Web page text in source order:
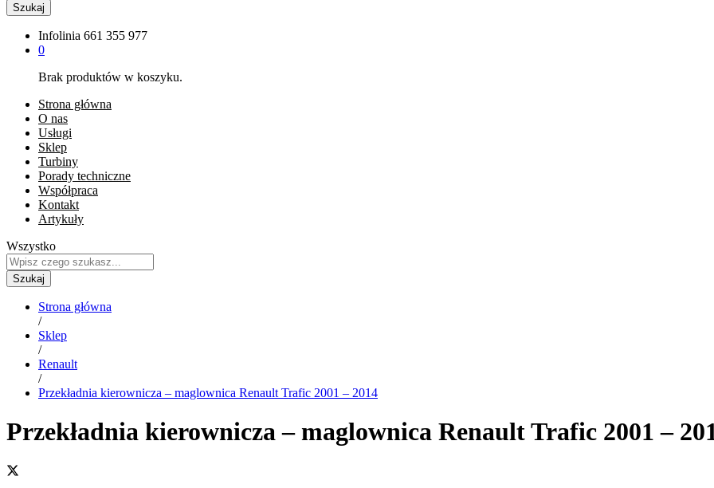
Szukaj
Infolinia 661 355 977
0
Brak produktów w koszyku.
Strona główna
O nas
Usługi
Sklep
Turbiny
Porady techniczne
Współpraca
Kontakt
Artykuły
Wszystko
Szukaj
Strona główna
/
Sklep
/
Renault
/
Przekładnia kierownicza – maglownica Renault Trafic 2001 – 2014
Przekładnia kierownicza – maglownica Renault Trafic 2001 –